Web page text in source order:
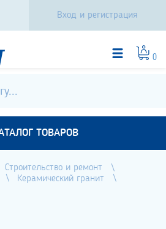
Вход и регистрация
0
ТОВАРОВ
Строительство и ремонт
Керамический гранит